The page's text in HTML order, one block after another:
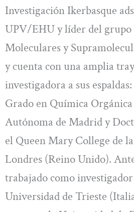
Investigación Ikerbasque
UPV/EHU y líder del grupo
Moleculares y
y cuenta con una amplia
investigadora a sus
Grado en Química
Autónoma de Madrid y
el Queen Mary College de
Londres (Reino Unido).
trabajado como
Universidad de Trieste